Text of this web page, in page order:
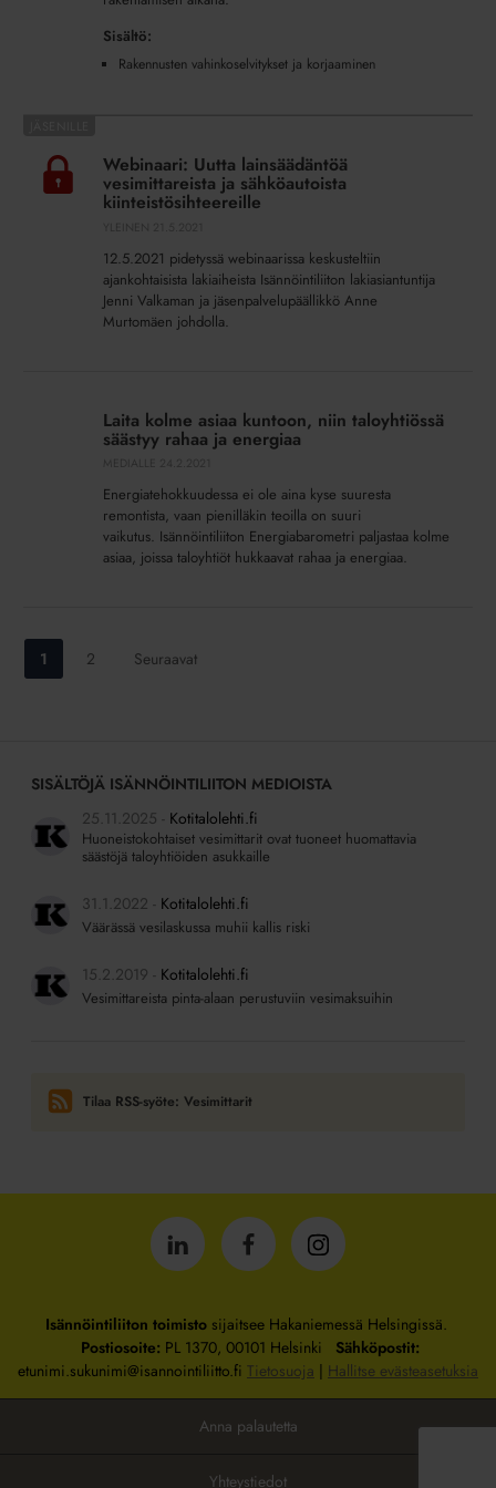
Sisältö:
Rakennusten vahinkoselvitykset ja korjaaminen
Uutta
lainsäädäntöä
vesimittareista
sähköautoista
kiinteistösihteereille
Webinaari: Uutta lainsäädäntöä
vesimittareista ja sähköautoista
kiinteistösihteereille
12.5.2021 pidetyssä webinaarissa keskusteltiin
ajankohtaisista lakiaiheista Isännöintiliiton lakiasiantuntija
Jenni Valkaman ja jäsenpalvelupäällikkö Anne
Murtomäen johdolla.
Laita kolme asiaa kuntoon, niin taloyhtiössä
säästyy rahaa ja energiaa
Energiatehokkuudessa ei ole aina kyse suuresta
remontista, vaan pienilläkin teoilla on suuri
vaikutus. Isännöintiliiton Energiabarometri paljastaa kolme
asiaa, joissa taloyhtiöt hukkaavat rahaa ja energiaa.
Siirry
sivulle:
1
Siirry
2 Seuraavat
SISÄLTÖJÄ ISÄNNÖINTILIITON MEDIOISTA
25.11.2025
Kotitalolehti.fi
Huoneistokohtaiset vesimittarit ovat tuoneet huomattavia
säästöjä taloyhtiöiden asukkaille
31.1.2022 Kotitalolehti.fi
Väärässä vesilaskussa muhii kallis riski
15.2.2019 Kotitalolehti.fi
Vesimittareista pinta-alaan perustuviin vesimaksuihin
Tilaa RSS-syöte: Vesimittarit
Isännöintiliitto
LinkedInissä
Isännöintiliitto
Facebookissa
Isännöintiliitto
Instagrammissa
Isännöintiliiton toimistosijaitsee Hakaniemessä Helsingissä.
Postiosoite: PL 1370, 00101 Helsinki Sähköpostit:
etunimi.sukunimi@isannointiliitto.fi Tietosuoja | Hallitse evästeasetuksia
Anna palautetta
Yhteystiedot